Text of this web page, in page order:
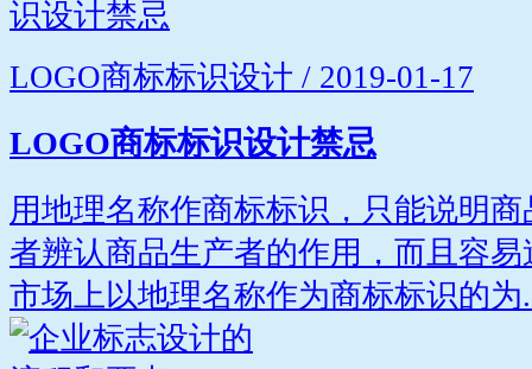
LOGO商标标识设计 / 2019-01-17
LOGO商标标识设计禁忌
用地理名称作商标标识，只能说明
者辨认商品生产者的作用，而且容
市场上以地理名称作为商标标识的为